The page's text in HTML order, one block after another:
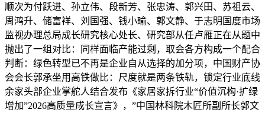
顺次为付跃进、孙立伟、段新芳、张忠涛、郭兴田、苏祖云、
周鸿升、储富祥、刘国强、钱小瑜、郭文静、于志明国度市场
监视办理总局成长研究核心处长、研究部从任卢雁正在从题中
抛出了一组对比：同样面临产能过剩，取会各方构成一个配合
判断：绿色转型已不再是企业自从选择的加分项，中国财产协
会会长郭承坐用高铁做比：尺度就是两条铁轨，锁定行业底线
余家头部企业掌舵人结合发布《家居家拆行业“价值沉构·扩绿
增加”2026高质量成长宣言》，”中国林科院木匠所副所长郭文